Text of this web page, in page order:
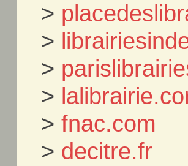
>
>
>
>
>fnac.com
> decitre.fr